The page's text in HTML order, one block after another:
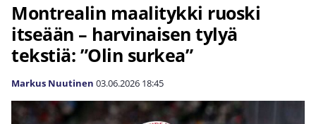
Montrealin maalitykki ruoski
itseään – harvinaisen tylyä
tekstiä: ”Olin surkea”
Markus Nuutinen 03.06.2026 18:45